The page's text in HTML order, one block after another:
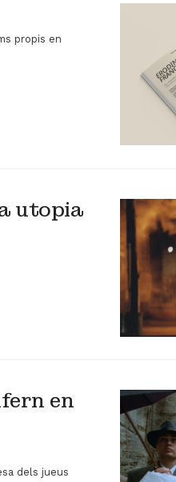
propis en
utopia
en
dels jueus